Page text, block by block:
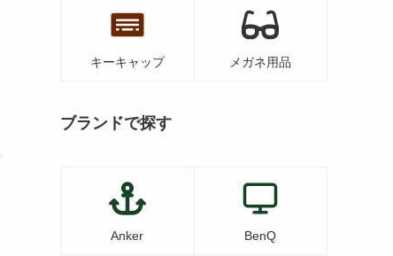
キーキャップ メガネ用品
ブランドで探す
Anker BenQ